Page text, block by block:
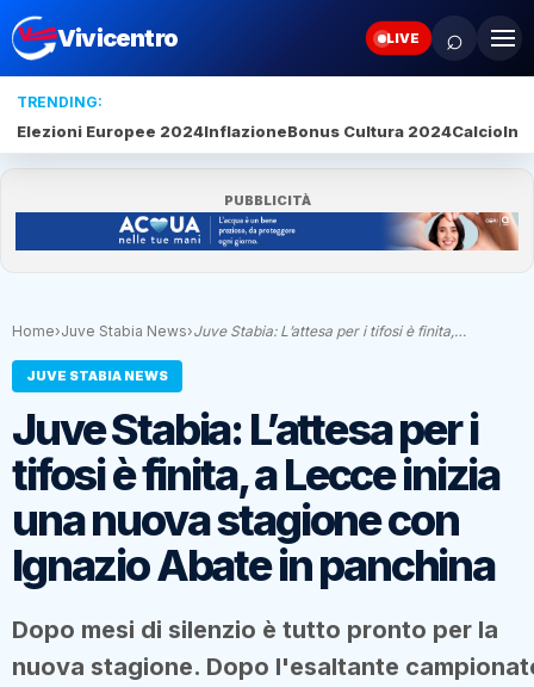
Vivicentro LIVE ⌕
TRENDING:
Elezioni Europee 2024InflazioneBonus Cultura 2024Calcio
PUBBLICITÀ
Home›Juve Stabia News›Juve Stabia: L’attesa per i tifosi è finita,…
JUVE STABIA NEWS
Juve Stabia: L’attesa per i
tifosi è finita, a Lecce inizia
una nuova stagione con
Ignazio Abate in panchina
Dopo mesi di silenzio è tutto pronto per la
nuova stagione. Dopo l'esaltante